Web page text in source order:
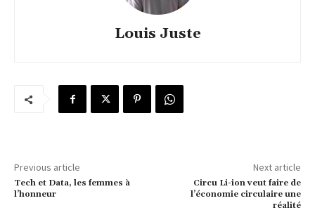
Louis Juste
Previous article
Tech et Data, les femmes à
l’honneur
Next article
Circu Li-ion veut faire de
l’économie circulaire une
réalité